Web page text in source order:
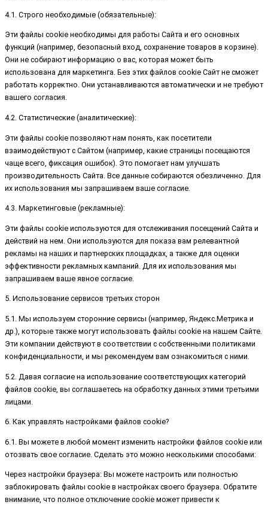
4.1. Строго необходимые (обязательные):
Эти файлы cookie необходимы для работы Сайта и его основных
функций (например, безопасный вход, сохранение товаров в корзине).
Они не собирают информацию о вас, которая может быть
использована для маркетинга. Без этих файлов cookie Сайт не сможет
работать корректно. Они устанавливаются автоматически и не требуют
вашего согласия.
4.2. Статистические (аналитические):
Эти файлы cookie позволяют нам понять, как посетители
взаимодействуют с Сайтом (например, какие страницы посещаются
чаще всего, фиксация ошибок). Это помогает нам улучшать
производительность Сайта. Все данные собираются обезличенно. Для
их использования мы запрашиваем ваше согласие.
4.3. Маркетинговые (рекламные):
Эти файлы cookie используются для отслеживания посещений Сайта и
действий на нем. Они используются для показа вам релевантной
рекламы на наших и партнерских площадках, а также для оценки
эффективности рекламных кампаний. Для их использования мы
запрашиваем ваше явное согласие.
5. Использование сервисов третьих сторон
5.1. Мы используем сторонние сервисы (например, Яндекс.Метрика и
др.), которые также могут использовать файлы cookie на нашем Сайте.
Эти компании действуют в соответствии с собственными политиками
конфиденциальности, и мы рекомендуем вам ознакомиться с ними.
5.2. Давая согласие на использование соответствующих категорий
файлов cookie, вы соглашаетесь на обработку данных этими третьими
лицами.
6. Как управлять настройками файлов cookie?
6.1. Вы можете в любой момент изменить настройки файлов cookie или
отозвать свое согласие. Сделать это можно несколькими способами:
Через настройки браузера: Вы можете настроить или полностью
заблокировать файлы cookie в настройках своего браузера. Обратите
внимание, что полное отключение cookie может привести к